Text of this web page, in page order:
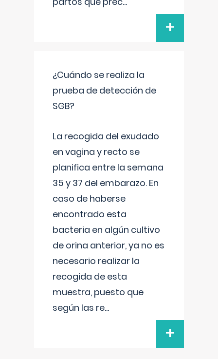
+
¿Cuándo se realiza la
prueba de detección de
SGB?
La recogida del exudado
en vagina y recto se
planifica entre la semana
35 y 37 del embarazo. En
caso de haberse
encontrado esta
bacteria en algún cultivo
de orina anterior, ya no es
necesario realizar la
recogida de esta
muestra, puesto que
según las re...
+